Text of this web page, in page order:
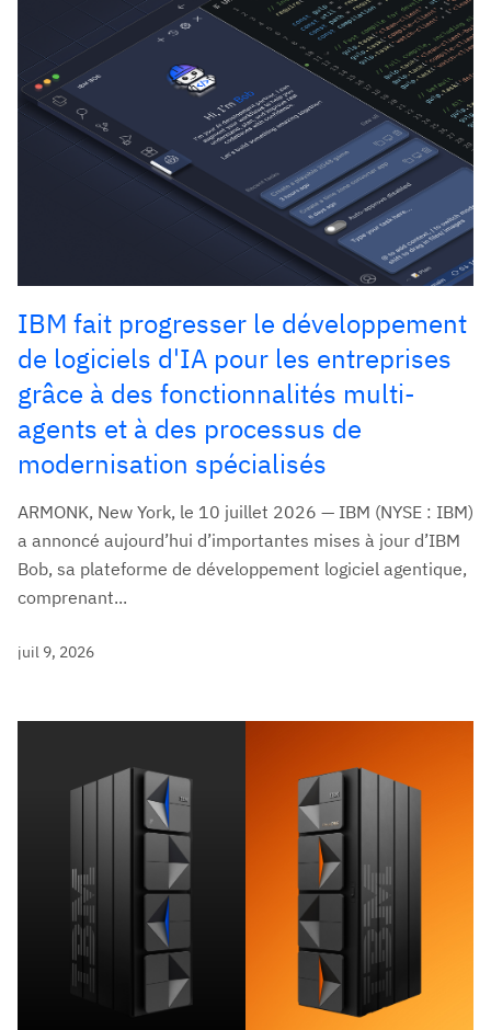
IBM fait progresser le développement
de logiciels d'IA pour les entreprises
grâce à des fonctionnalités multi-
agents et à des processus de
modernisation spécialisés
ARMONK, New York, le 10 juillet 2026 — IBM (NYSE : IBM)
a annoncé aujourd’hui d’importantes mises à jour d’IBM
Bob, sa plateforme de développement logiciel agentique,
comprenant...
juil 9, 2026